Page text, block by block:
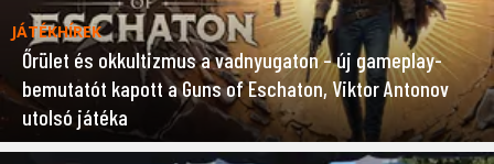
JÁTÉKHÍREK
Őrület és okkultizmus a vadnyugaton – új gameplay-
bemutatót kapott a Guns of Eschaton, Viktor Antonov
utolsó játéka